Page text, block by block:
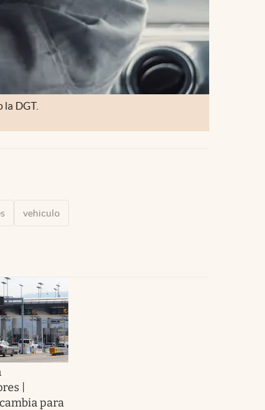
DGT.
vehiculo
|
para